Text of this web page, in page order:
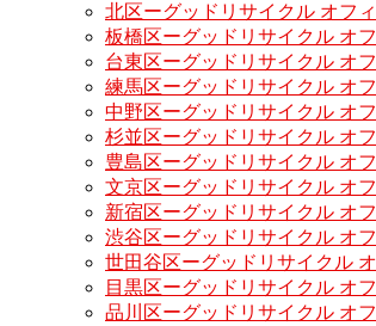
北区ーグッドリサイクル オフ
板橋区ーグッドリサイクル オ
台東区ーグッドリサイクル オ
練馬区ーグッドリサイクル オ
中野区ーグッドリサイクル オ
杉並区ーグッドリサイクル オ
豊島区ーグッドリサイクル オ
文京区ーグッドリサイクル オ
新宿区ーグッドリサイクル オ
渋谷区ーグッドリサイクル オ
世田谷区ーグッドリサイクル
目黒区ーグッドリサイクル オ
品川区ーグッドリサイクル オ